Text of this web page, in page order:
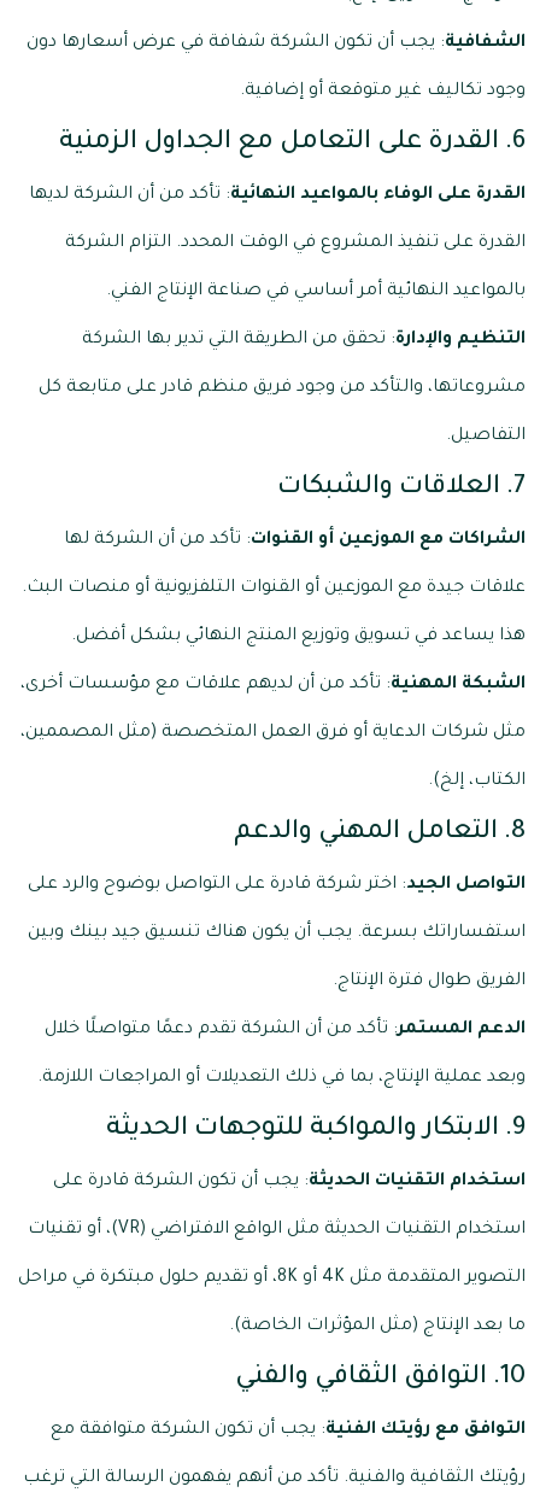
الشفافية: يجب أن تكون الشركة شفافة في عرض أسعارها دون
وجود تكاليف غير متوقعة أو إضافية.
6. القدرة على التعامل مع الجداول الزمنية
القدرة على الوفاء بالمواعيد النهائية: تأكد من أن الشركة لديها
القدرة على تنفيذ المشروع في الوقت المحدد. التزام الشركة
بالمواعيد النهائية أمر أساسي في صناعة الإنتاج الفني.
التنظيم والإدارة: تحقق من الطريقة التي تدير بها الشركة
مشروعاتها، والتأكد من وجود فريق منظم قادر على متابعة كل
التفاصيل.
7. العلاقات والشبكات
الشراكات مع الموزعين أو القنوات: تأكد من أن الشركة لها
علاقات جيدة مع الموزعين أو القنوات التلفزيونية أو منصات البث.
هذا يساعد في تسويق وتوزيع المنتج النهائي بشكل أفضل.
الشبكة المهنية: تأكد من أن لديهم علاقات مع مؤسسات أخرى،
مثل شركات الدعاية أو فرق العمل المتخصصة (مثل المصممين،
الكتاب، إلخ).
8. التعامل المهني والدعم
التواصل الجيد: اختر شركة قادرة على التواصل بوضوح والرد على
استفساراتك بسرعة. يجب أن يكون هناك تنسيق جيد بينك وبين
الفريق طوال فترة الإنتاج.
الدعم المستمر: تأكد من أن الشركة تقدم دعمًا متواصلًا خلال
وبعد عملية الإنتاج، بما في ذلك التعديلات أو المراجعات اللازمة.
9. الابتكار والمواكبة للتوجهات الحديثة
استخدام التقنيات الحديثة: يجب أن تكون الشركة قادرة على
استخدام التقنيات الحديثة مثل الواقع الافتراضي (VR)، أو تقنيات
التصوير المتقدمة مثل 4K أو 8K، أو تقديم حلول مبتكرة في مراحل
ما بعد الإنتاج (مثل المؤثرات الخاصة).
10. التوافق الثقافي والفني
التوافق مع رؤيتك الفنية: يجب أن تكون الشركة متوافقة مع
رؤيتك الثقافية والفنية. تأكد من أنهم يفهمون الرسالة التي ترغب